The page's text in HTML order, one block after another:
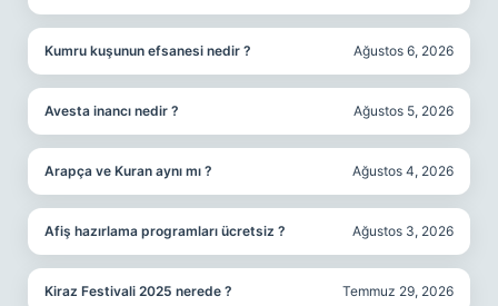
Kumru kuşunun efsanesi nedir ? Ağustos 6, 2026
Avesta inancı nedir ? Ağustos 5, 2026
Arapça ve Kuran aynı mı ? Ağustos 4, 2026
Afiş hazırlama programları ücretsiz ? Ağustos 3, 2026
Kiraz Festivali 2025 nerede ? Temmuz 29, 2026